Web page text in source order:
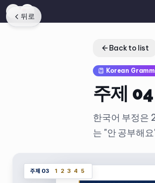
뒤로
Back to list
Korean
주제 04
한국어 부정은
는 "안 공부해